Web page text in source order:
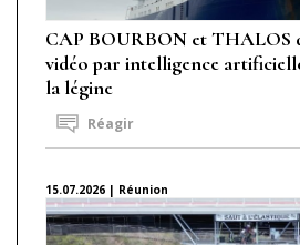
CAP BOURBON et THALOS
vidéo par intelligence
la légine
Réagir
15.07.2026 | Réunion